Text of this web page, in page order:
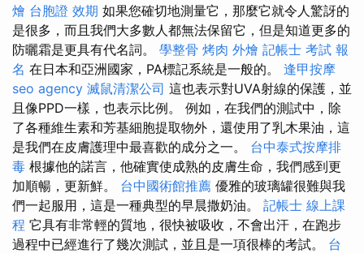
燴 台胞證 效期 如果您確切地測量它，那麼它就令人驚訝的
是很多，而且我們大多數人都無法保留它，但是知道更多的
防曬霜是更具有代名詞。 學整骨 烤肉 外燴 記帳士 考試 報
名 在日本和亞洲國家，PA標記系統是一般的。 逢甲按摩
seo agency 滅鼠清潔公司 這也表示對UVA射線的保護，並
且像PPD一樣，也表示比例。 例如，在我們的測試中，除
了各種維生素和芳基細胞提取物外，還使用了乳木果油，這
是我們在皮膚護理中最喜歡的成分之一。 台中泰式按摩排
毒 根據他的諾言，他確實使成熟的皮膚生命，我們感到更
加順暢，更新鮮。 台中國術館推薦 優雅的玻璃罐很難與我
們一起服用，這是一種典型的早晨撒奶油。 記帳士 線上課
程 它具有非常輕的質地，很快被吸收，不會出汗，在跑步
過程中已經進行了幾次測試，並且是一項很棒的考試。 台